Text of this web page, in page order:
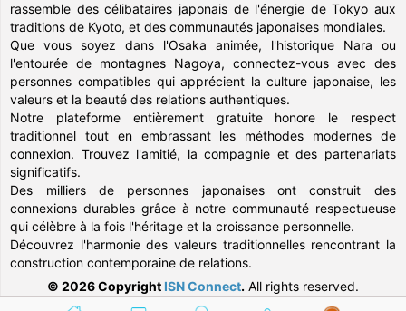
rassemble des célibataires japonais de l'énergie de Tokyo aux
traditions de Kyoto, et des communautés japonaises mondiales.
Que vous soyez dans l'Osaka animée, l'historique Nara ou
l'entourée de montagnes Nagoya, connectez-vous avec des
personnes compatibles qui apprécient la culture japonaise, les
valeurs et la beauté des relations authentiques.
Notre plateforme entièrement gratuite honore le respect
traditionnel tout en embrassant les méthodes modernes de
connexion. Trouvez l'amitié, la compagnie et des partenariats
significatifs.
Des milliers de personnes japonaises ont construit des
connexions durables grâce à notre communauté respectueuse
qui célèbre à la fois l'héritage et la croissance personnelle.
Découvrez l'harmonie des valeurs traditionnelles rencontrant la
construction contemporaine de relations.
© 2026 Copyright ISN Connect. All rights reserved.